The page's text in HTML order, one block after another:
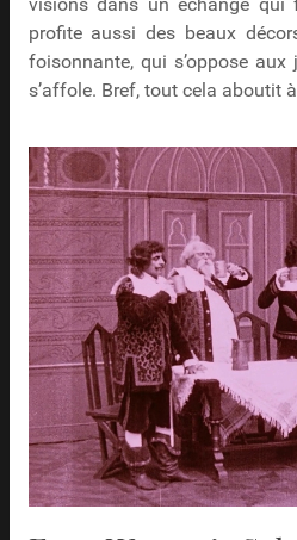
visions dans un échange qui
profite aussi des beaux
foisonnante, qui s’oppose aux
s’affole. Bref, tout cela aboutit